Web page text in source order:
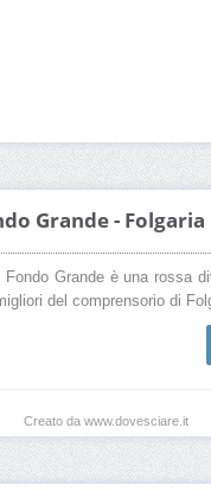
Grande -
Fondo Grande è una rossa
del comprensorio di
Creato da www.dovesciare.it